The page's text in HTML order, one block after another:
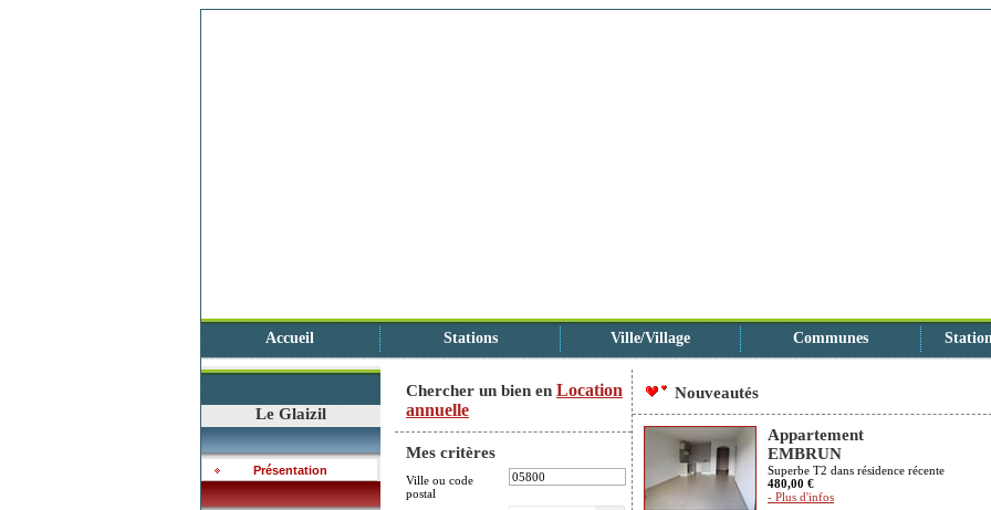
Accueil Stations Ville/Village Communes
Le Glaizil
Présentation
Chercher un bien en Location
annuelle
Mes critères
Ville ou code
postal
Nouveautés
Appartement
EMBRUN
Superbe T2 dans résidence récente
480,00 €
- Plus d'infos